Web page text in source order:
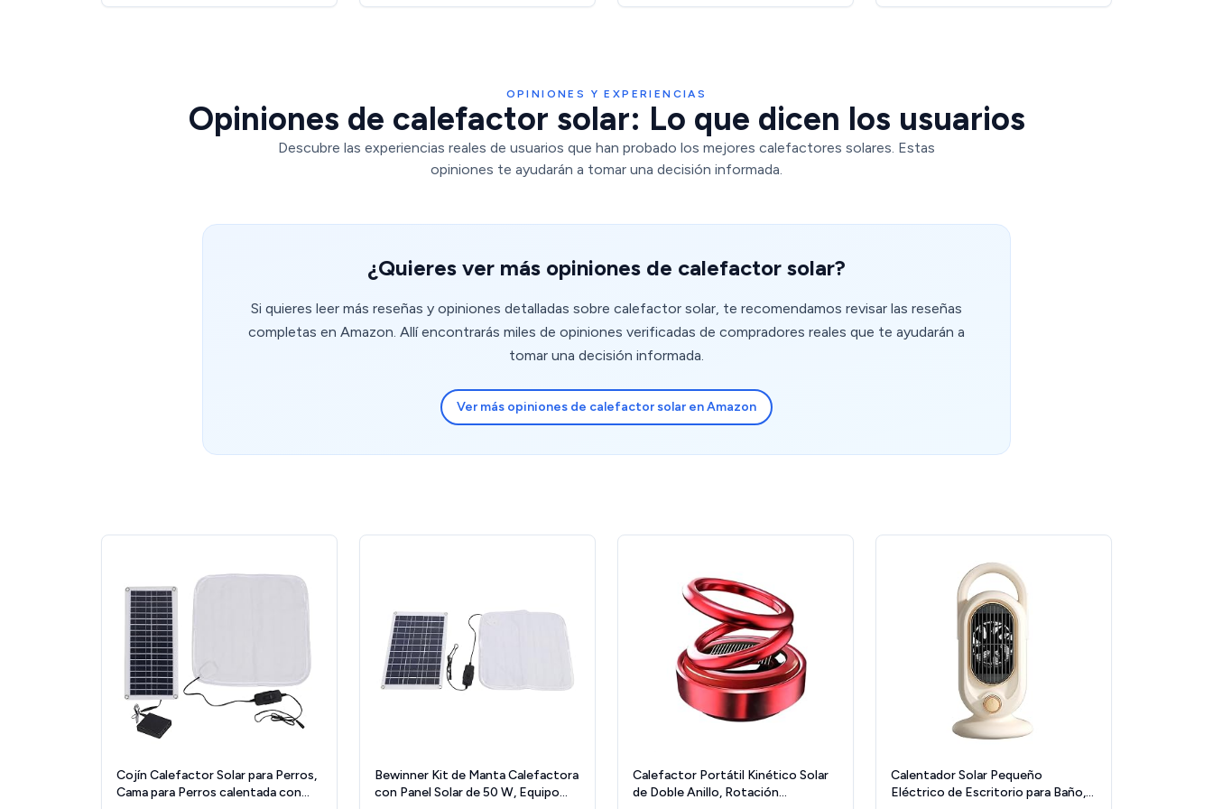
OPINIONES Y EXPERIENCIAS
Opiniones de calefactor solar: Lo que dicen los usuarios
Descubre las experiencias reales de usuarios que han probado los mejores calefactores solares. Estas
opiniones te ayudarán a tomar una decisión informada.
¿Quieres ver más opiniones de calefactor solar?
Si quieres leer más reseñas y opiniones detalladas sobre calefactor solar, te recomendamos revisar las reseñas
completas en Amazon. Allí encontrarás miles de opiniones verificadas de compradores reales que te ayudarán a
tomar una decisión informada.
Ver más opiniones de calefactor solar en Amazon
Cojín Calefactor Solar para Perros,
Cama para Perros calentada con
Bewinner Kit de Manta Calefactora
con Panel Solar de 50 W, Equipo
Calefactor Portátil Kinético Solar
de Doble Anillo, Rotación
Calentador Solar Pequeño
Eléctrico de Escritorio para Baño,